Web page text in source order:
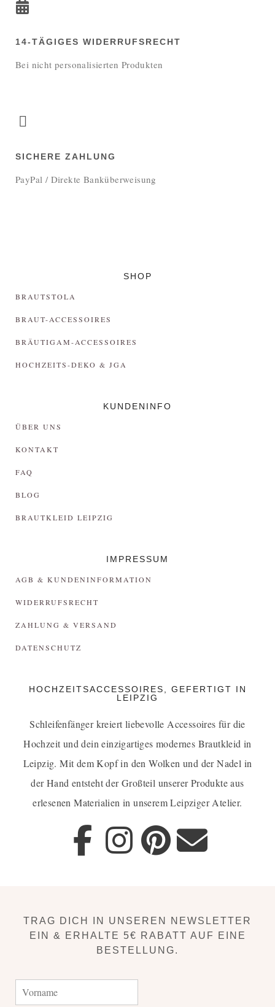
14-TÄGIGES WIDERRUFSRECHT
Bei nicht personalisierten Produkten
SICHERE ZAHLUNG
PayPal / Direkte Banküberweisung
SHOP
BRAUTSTOLA
BRAUT-ACCESSOIRES
BRÄUTIGAM-ACCESSOIRES
HOCHZEITS-DEKO & JGA
KUNDENINFO
ÜBER UNS
KONTAKT
FAQ
BLOG
BRAUTKLEID LEIPZIG
IMPRESSUM
AGB & KUNDENINFORMATION
WIDERRUFSRECHT
ZAHLUNG & VERSAND
DATENSCHUTZ
HOCHZEITSACCESSOIRES, GEFERTIGT IN
LEIPZIG
Schleifenfänger kreiert liebevolle Accessoires für die
Hochzeit und dein einzigartiges modernes Brautkleid in
Leipzig. Mit dem Kopf in den Wolken und der Nadel in
der Hand entsteht der Großteil unserer Produkte aus
erlesenen Materialien in unserem Leipziger Atelier.
TRAG DICH IN UNSEREN NEWSLETTER
EIN & ERHALTE 5€ RABATT AUF EINE
BESTELLUNG.